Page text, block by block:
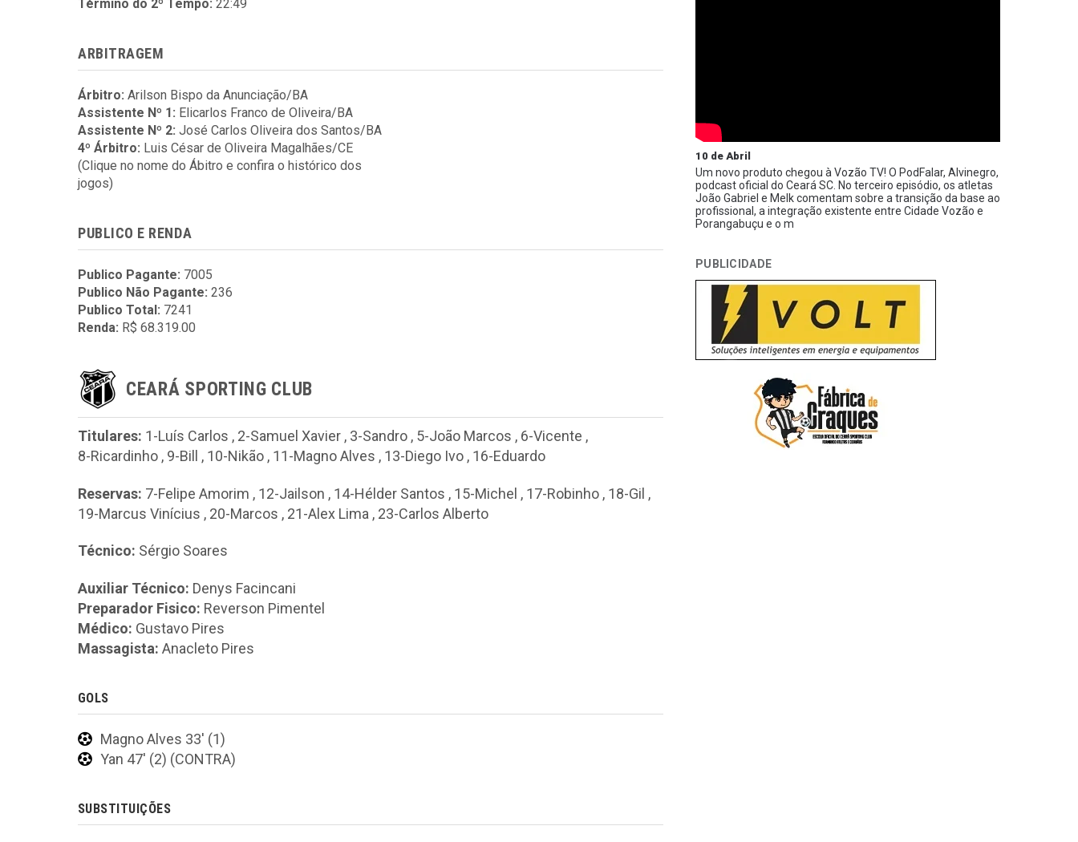
Término do 2º Tempo: 22:49
ARBITRAGEM
Árbitro: Arilson Bispo da Anunciação/BA
Assistente Nº 1: Elicarlos Franco de Oliveira/BA
Assistente Nº 2: José Carlos Oliveira dos Santos/BA
4º Árbitro: Luis César de Oliveira Magalhães/CE
(Clique no nome do Ábitro e confira o histórico dos
jogos)
PUBLICO E RENDA
Publico Pagante: 7005
Publico Não Pagante: 236
Publico Total: 7241
Renda: R$ 68.319.00
CEARÁ SPORTING CLUB
Titulares: 1-Luís Carlos , 2-Samuel Xavier , 3-Sandro , 5-João Marcos , 6-Vicente ,
8-Ricardinho , 9-Bill , 10-Nikão , 11-Magno Alves , 13-Diego Ivo , 16-Eduardo
Reservas: 7-Felipe Amorim , 12-Jailson , 14-Hélder Santos , 15-Michel , 17-Robinho , 18-Gil ,
19-Marcus Vinícius , 20-Marcos , 21-Alex Lima , 23-Carlos Alberto
Técnico: Sérgio Soares
Auxiliar Técnico: Denys Facincani
Preparador Fisico: Reverson Pimentel
Médico: Gustavo Pires
Massagista: Anacleto Pires
GOLS
Magno Alves 33' (1)
Yan 47' (2) (CONTRA)
SUBSTITUIÇÕES
10 de Abril
Um novo produto chegou à Vozão TV! O PodFalar, Alvinegro,
podcast oficial do Ceará SC. No terceiro episódio, os atletas
João Gabriel e Melk comentam sobre a transição da base ao
profissional, a integração existente entre Cidade Vozão e
Porangabuçu e o m
PUBLICIDADE